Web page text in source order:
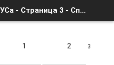
Нужна смазка для ШРУСа - Страница 3 - Список форумов
1 2 3